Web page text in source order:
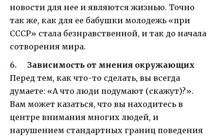
новости для нее и являются жизнью. Точно
так же, как для ее бабушки молодежь «при
СССР» стала безнравственной, и так до начала
сотворения мира.
Зависимость от мнения окружающих
Перед тем, как что-то сделать, вы всегда
думаете: «А что люди подумают (скажут)?».
Вам может казаться, что вы находитесь в
центре внимания многих людей, и
нарушением стандартных границ поведения